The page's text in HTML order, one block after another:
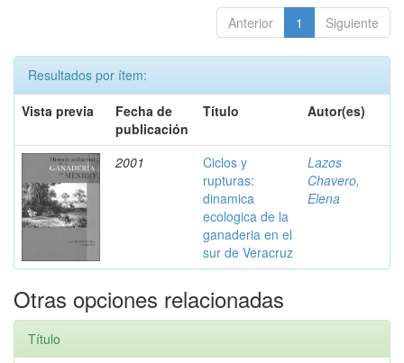
Anterior 1 Siguiente
Resultados por ítem:
Vista previa
Fecha de
publicación
Título Autor(es)
2001
Ciclos y
rupturas:
dinamica
ecologica de la
ganaderia en el
sur de Veracruz
Lazos
Chavero,
Elena
Otras opciones relacionadas
Título